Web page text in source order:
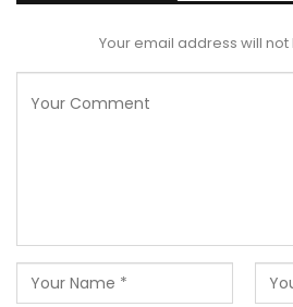
Your email address will